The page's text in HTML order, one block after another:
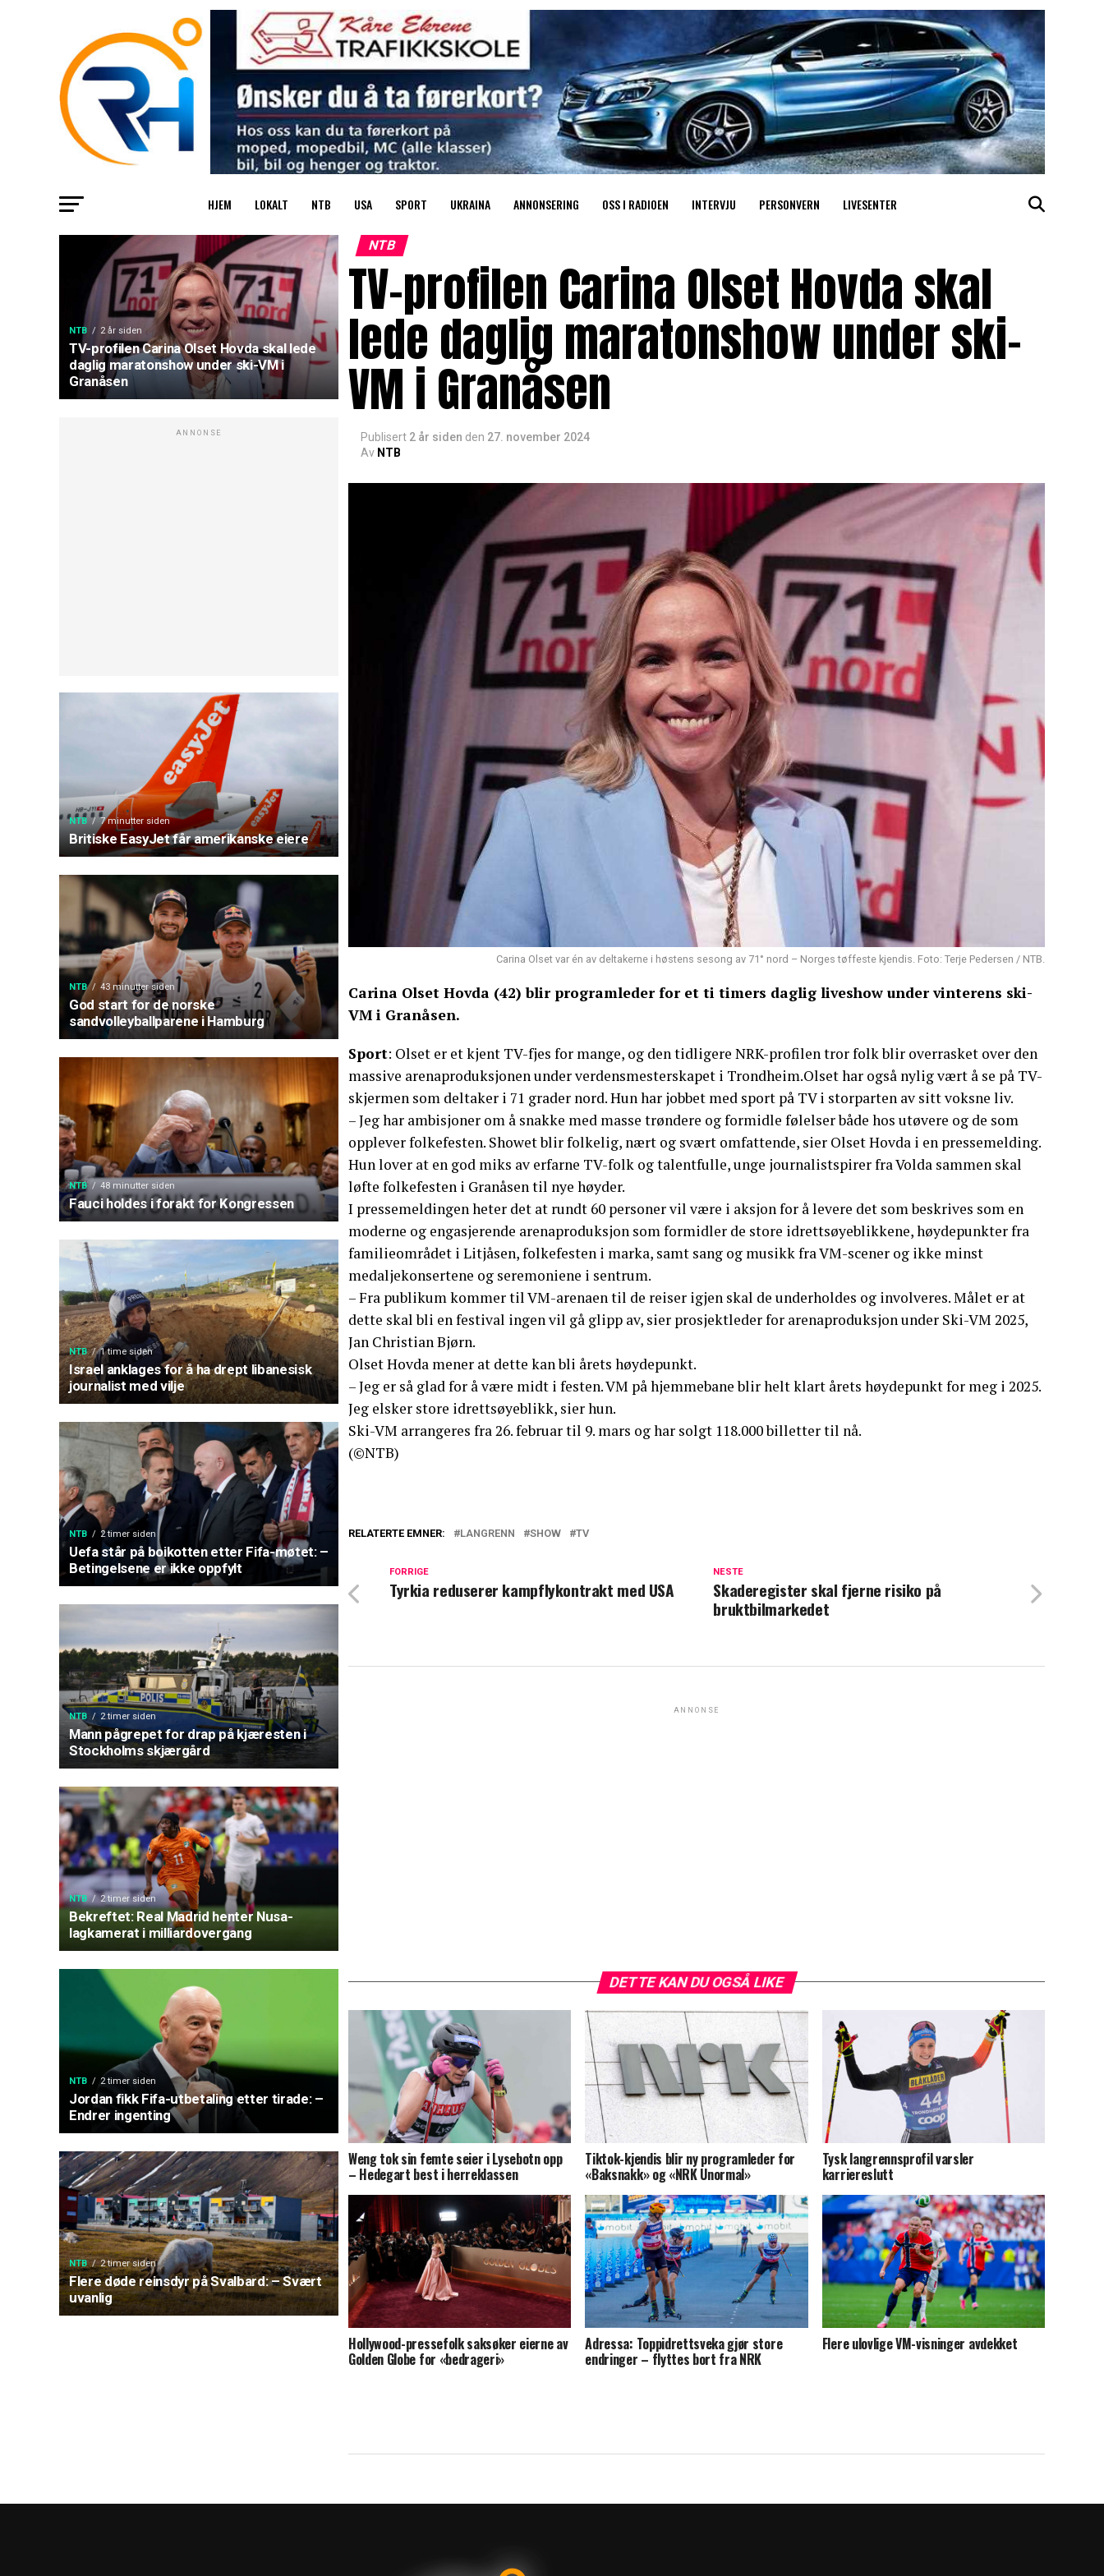
HJEM LOKALT NTB USA SPORT UKRAINA ANNONSERING OSS I RADIOEN INTERVJU PERSONVERN LIVESENTER
NTB 2 år siden
TV-profilen Carina Olset Hovda skal lede
daglig maratonshow under ski-VM i
Granåsen
ANNONSE
NTB 7 minutter siden
Britiske EasyJet får amerikanske eiere
NTB 43 minutter siden
God start for de norske
sandvolleyballparene i Hamburg
NTB 48 minutter siden
Fauci holdes i forakt for Kongressen
NTB 1 time siden
Israel anklages for å ha drept libanesisk
journalist med vilje
NTB 2 timer siden
Uefa står på boikotten etter Fifa-møtet: –
Betingelsene er ikke oppfylt
NTB 2 timer siden
Mann pågrepet for drap på kjæresten i
Stockholms skjærgård
NTB 2 timer siden
Bekreftet: Real Madrid henter Nusa-
lagkamerat i milliardovergang
NTB 2 timer siden
Jordan fikk Fifa-utbetaling etter tirade: –
Endrer ingenting
NTB 2 timer siden
Flere døde reinsdyr på Svalbard: – Svært
uvanlig
NTB
TV-profilen Carina Olset Hovda skal
lede daglig maratonshow under ski-
VM i Granåsen
Publisert 2 år siden den 27. november 2024
Av NTB
Carina Olset var én av deltakerne i høstens sesong av 71° nord – Norges tøffeste kjendis. Foto: Terje Pedersen / NTB.
Carina Olset Hovda (42) blir programleder for et ti timers daglig liveshow under vinterens ski-
VM i Granåsen.
Sport: Olset er et kjent TV-fjes for mange, og den tidligere NRK-profilen tror folk blir overrasket over den
massive arenaproduksjonen under verdensmesterskapet i Trondheim.Olset har også nylig vært å se på TV-
skjermen som deltaker i 71 grader nord. Hun har jobbet med sport på TV i storparten av sitt voksne liv.
– Jeg har ambisjoner om å snakke med masse trøndere og formidle følelser både hos utøvere og de som
opplever folkefesten. Showet blir folkelig, nært og svært omfattende, sier Olset Hovda i en pressemelding.
Hun lover at en god miks av erfarne TV-folk og talentfulle, unge journalistspirer fra Volda sammen skal
løfte folkefesten i Granåsen til nye høyder.
I pressemeldingen heter det at rundt 60 personer vil være i aksjon for å levere det som beskrives som en
moderne og engasjerende arenaproduksjon som formidler de store idrettsøyeblikkene, høydepunkter fra
familieområdet i Litjåsen, folkefesten i marka, samt sang og musikk fra VM-scener og ikke minst
medaljekonsertene og seremoniene i sentrum.
– Fra publikum kommer til VM-arenaen til de reiser igjen skal de underholdes og involveres. Målet er at
dette skal bli en festival ingen vil gå glipp av, sier prosjektleder for arenaproduksjon under Ski-VM 2025,
Jan Christian Bjørn.
Olset Hovda mener at dette kan bli årets høydepunkt.
– Jeg er så glad for å være midt i festen. VM på hjemmebane blir helt klart årets høydepunkt for meg i 2025.
Jeg elsker store idrettsøyeblikk, sier hun.
Ski-VM arrangeres fra 26. februar til 9. mars og har solgt 118.000 billetter til nå.
(©NTB)
RELATERTE EMNER: LANGRENN SHOW TV
NESTE
Skaderegister skal fjerne risiko på
bruktbilmarkedet
FORRIGE
Tyrkia reduserer kampflykontrakt med USA
ANNONSE
DETTE KAN DU OGSÅ LIKE
Weng tok sin femte seier i Lysebotn opp
– Hedegart best i herreklassen
Tiktok-kjendis blir ny programleder for
«Baksnakk» og «NRK Unormal»
Tysk langrennsprofil varsler
karriereslutt
Hollywood-pressefolk saksøker eierne av
Golden Globe for «bedrageri»
Adressa: Toppidrettsveka gjør store
endringer – flyttes bort fra NRK
Flere ulovlige VM-visninger avdekket